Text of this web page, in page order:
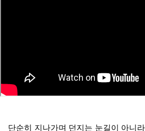
단순히 지나가며 던지는 눈길이 아니